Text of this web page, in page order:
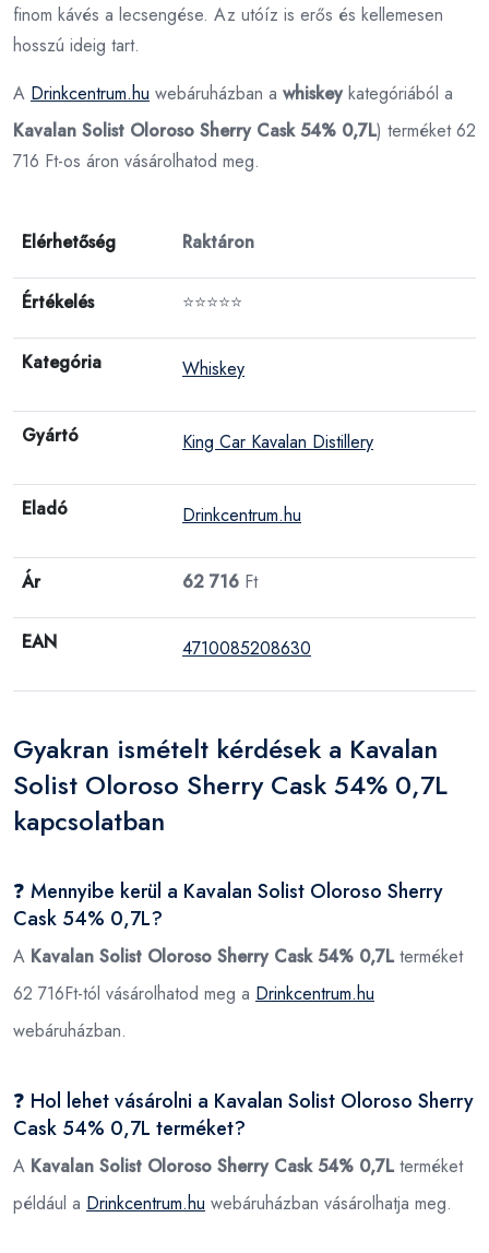
finom kávés a lecsengése. Az utóíz is erős és kellemesen
hosszú ideig tart.
A Drinkcentrum.hu webáruházban a whiskeykategóriából a
Kavalan Solist Oloroso Sherry Cask 54% 0,7L) terméket 62
716 Ft-os áron vásárolhatod meg.
Elérhetőség Raktáron
Értékelés ⭐⭐⭐⭐⭐
Kategória Whiskey
Gyártó King Car Kavalan Distillery
Eladó Drinkcentrum.hu
Ár 62 716 Ft
EAN 4710085208630
Gyakran ismételt kérdések a Kavalan
Solist Oloroso Sherry Cask 54% 0,7L
kapcsolatban
❓ Mennyibe kerül a Kavalan Solist Oloroso Sherry
Cask 54% 0,7L?
A Kavalan Solist Oloroso Sherry Cask 54% 0,7Lterméket
62 716Ft-tól vásárolhatod meg a Drinkcentrum.hu
webáruházban.
❓ Hol lehet vásárolni a Kavalan Solist Oloroso Sherry
Cask 54% 0,7L terméket?
A Kavalan Solist Oloroso Sherry Cask 54% 0,7Lterméket
például a Drinkcentrum.hu webáruházban vásárolhatja meg.